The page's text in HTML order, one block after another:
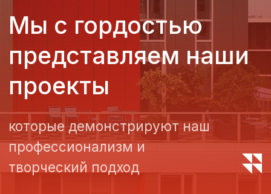
которые демонстрируют наш
профессионализм и
творческий подход
Наши проекты